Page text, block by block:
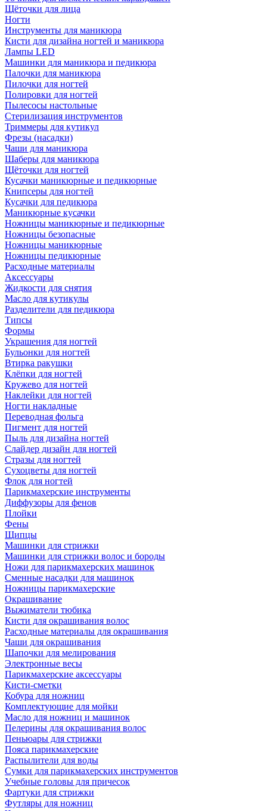
Щёточки для лица
Ногти
Инструменты для маникюра
Кисти для дизайна ногтей и маникюра
Лампы LED
Машинки для маникюра и педикюра
Палочки для маникюра
Пилочки для ногтей
Полировки для ногтей
Пылесосы настольные
Стерилизация инструментов
Триммеры для кутикул
Фрезы (насадки)
Чаши для маникюра
Шаберы для маникюра
Щёточки для ногтей
Кусачки маникюрные и педикюрные
Книпсеры для ногтей
Кусачки для педикюра
Маникюрные кусачки
Ножницы маникюрные и педикюрные
Ножницы безопасные
Ножницы маникюрные
Ножницы педикюрные
Расходные материалы
Аксессуары
Жидкости для снятия
Масло для кутикулы
Разделители для педикюра
Типсы
Формы
Украшения для ногтей
Бульонки для ногтей
Втирка ракушки
Клёпки для ногтей
Кружево для ногтей
Наклейки для ногтей
Ногти накладные
Переводная фольга
Пигмент для ногтей
Пыль для дизайна ногтей
Слайдер дизайн для ногтей
Стразы для ногтей
Сухоцветы для ногтей
Флок для ногтей
Парикмахерские инструменты
Диффузоры для фенов
Плойки
Фены
Щипцы
Машинки для стрижки
Машинки для стрижки волос и бороды
Ножи для парикмахерских машинок
Сменные насадки для машинок
Ножницы парикмахерские
Окрашивание
Выжиматели тюбика
Кисти для окрашивания волос
Расходные материалы для окрашивания
Чаши для окрашивания
Шапочки для мелирования
Электронные весы
Парикмахерские аксессуары
Кисти-сметки
Кобура для ножниц
Комплектующие для мойки
Масло для ножниц и машинок
Пелерины для окрашивания волос
Пеньюары для стрижки
Пояса парикмахерские
Распылители для воды
Сумки для парикмахерских инструментов
Учебные головы для причесок
Фартуки для стрижки
Футляры для ножниц